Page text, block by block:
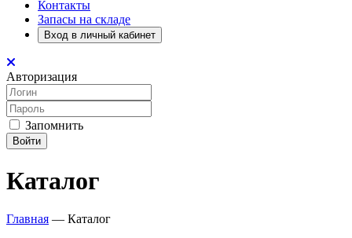
Контакты
Запасы на складе
Вход в личный кабинет
Авторизация
Запомнить
Войти
Каталог
Главная — Каталог